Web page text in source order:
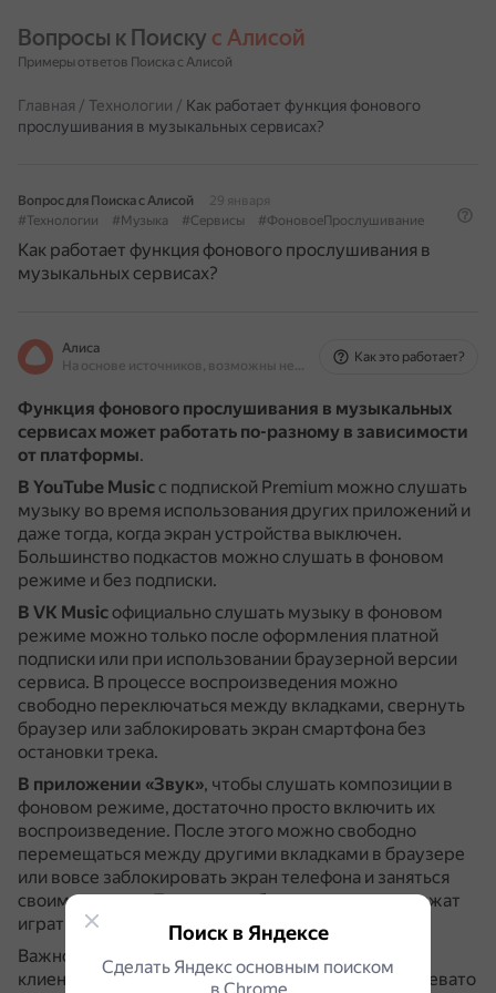
Вопросы к Поиску с Алисой
Примеры ответов Поиска с Алисой
Главная / Технологии / Как работает функция фонового
прослушивания в музыкальных сервисах?
Вопрос для Поиска с Алисой
29 января
#Технологии
#Музыка #Сервисы #ФоновоеПрослушивание
Как работает функция фонового прослушивания в
музыкальных сервисах?
Алиса
На основе источников, возможны неточности
Как это работает?
Функция фонового прослушивания в музыкальных
сервисах может работать по-разному в зависимости
от платформы.
В YouTube Musicс подпиской Premium можно слушать
музыку во время использования других приложений и
даже тогда, когда экран устройства выключен.
Большинство подкастов можно слушать в фоновом
режиме и без подписки.
В VK Musicофициально слушать музыку в фоновом
режиме можно только после оформления платной
подписки или при использовании браузерной версии
сервиса. В процессе воспроизведения можно
свободно переключаться между вкладками, свернуть
браузер или заблокировать экран смартфона без
остановки трека.
В приложении «Звук», чтобы слушать композиции в
фоновом режиме, достаточно просто включить их
воспроизведение. После этого можно свободно
перемещаться между другими вкладками в браузере
или вовсе заблокировать экран телефона и заняться
своими делами.При этом любимые треки продолжат
играть фоном.
Важно помнить, что использование сторонних
клиентов стриминговых сервисов может быть чревато
Поиск в Яндексе
Сделать Яндекс основным поиском